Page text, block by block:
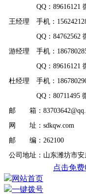
QQ：89616121 微
王经理 手机：
QQ：84762562 微
游经理 手机：
QQ：89616121 微
杜经理 手机：
QQ：80711495 微
邮 箱：
网 址：sdkqw.com
邮 编：262100
公司地址：山东潍坊市安
点击免费
网站首页
一键拨号